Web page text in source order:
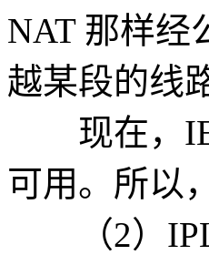
NAT 那样经
越某段的线
现在，
可用。所以
（2）